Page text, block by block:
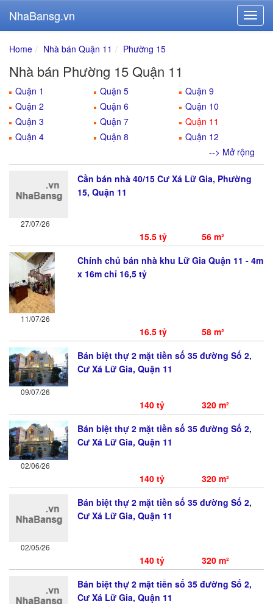
NhaBansg.vn
Home Nhà bán Quận 11 Phường 15
Nhà bán Phường 15 Quận 11
Quận 1
Quận 2
Quận 3
Quận 4
Quận 5
Quận 6
Quận 7
Quận 8
Quận 9
Quận 10
Quận 11
Quận 12
--> Mở rộng
27/07/26
Cần bán nhà 40/15 Cư Xá Lữ Gia, Phường
15, Quận 11
15.5 tỷ 56 m²
11/07/26
Chính chủ bán nhà khu Lữ Gia Quận 11 - 4m
x 16m chỉ 16,5 tỷ
16.5 tỷ 58 m²
09/07/26
Bán biệt thự 2 mặt tiền số 35 đường Số 2,
Cư Xá Lữ Gia, Quận 11
140 tỷ 320 m²
02/06/26
Bán biệt thự 2 mặt tiền số 35 đường Số 2,
Cư Xá Lữ Gia, Quận 11
140 tỷ 320 m²
02/05/26
Bán biệt thự 2 mặt tiền số 35 đường Số 2,
Cư Xá Lữ Gia, Quận 11
140 tỷ 320 m²
Bán biệt thự 2 mặt tiền số 35 đường Số 2,
Cư Xá Lữ Gia, Quận 11